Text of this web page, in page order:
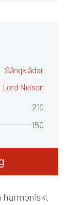
harmoniskt
Sängkläder
Lord Nelson
210
150